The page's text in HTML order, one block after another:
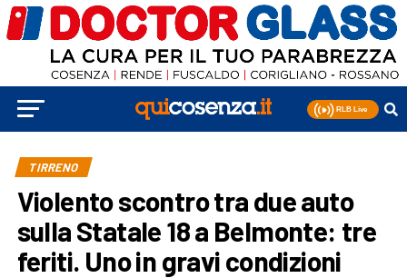
TIRRENO
Violento scontro tra due auto
sulla Statale 18 a Belmonte: tre
feriti. Uno in gravi condizioni